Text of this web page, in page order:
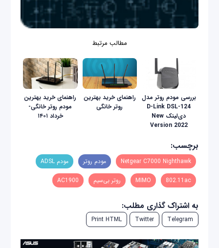
مطالب مرتبط
بررسی مودم‌ روتر مدل
D-Link DSL-124
دی‌لینک New
Version 2022
راهنمای خرید بهترین
روتر خانگی
راهنمای خريد بهترين
مودم روتر خانگی-
خرداد ۱۴۰۱
برچسب:
Netgear C7000 Nighthawk مودم روتر مودم ADSL
802.11ac
MIMO روتر بی‌سیم AC1900
به اشتراک گذاری مطلب:
Telegram
Twitter
Print HTML